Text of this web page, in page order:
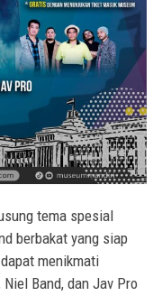
tema spesial
berbakat yang siap
menikmati
Band, dan Jav Pro